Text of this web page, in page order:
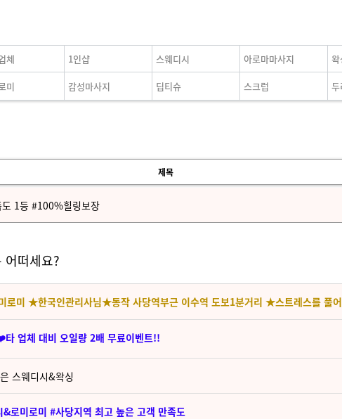
체 1인샵 스웨디시 아로마마사지 왁
미 감성마사지 딥티슈 스크럽
제목
1등 #100%힐링보장
어떠세요?
로미 ★한국인관리사님★동작 사당역부근 이수역 도보1분거리 ★스트레스를 풀
업체 대비 오일량 2배 무료이벤트!!
스웨디시&왁싱
로미로미 #사당지역 최고 높은 고객 만족도